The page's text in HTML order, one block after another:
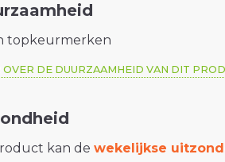
topkeurmerken
OVER DE DUURZAAMHEID VAN DIT
kan dewekelijkse